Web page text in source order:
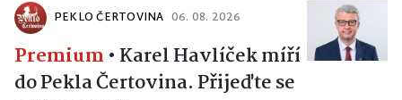
PEKLO ČERTOVINA 06. 08. 2026
Premium • Karel Havlíček míří
do Pekla Čertovina. Přijeďte se